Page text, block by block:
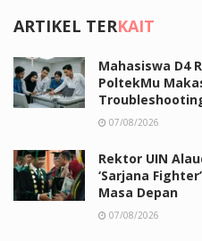
ARTIKEL TERKAIT
Mahasiswa D4
PoltekMu
07/08/2026
Rektor UIN
‘Sarjana
Masa Depan
07/08/2026